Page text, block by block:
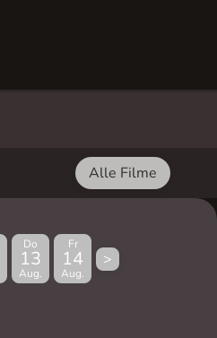
Alle Filme
Do
13
Aug.
Fr
14
Aug.
>